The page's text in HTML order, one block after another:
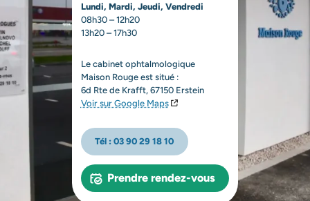
Nous écrire
Professionnels de santé
Lundi, Mardi, Jeudi, Vendredi
08h30 – 12h20
13h20 – 17h30
Le cabinet ophtalmologique
Maison Rouge est situé :
6d Rte de Krafft, 67150 Erstein
Voir sur Google Maps
Tél : 03 90 29 18 10
Prendre rendez-vous